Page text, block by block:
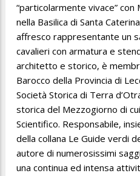
“particolarmente vivace” con
nella Basilica di Santa
affresco rappresentante un
cavalieri con armatura e
architetto e storico, è
Barocco della Provincia di
Società Storica di Terra
storica del Mezzogiorno di
Scientifico. Responsabile,
della collana Le Guide verdi
autore di numerosissimi
una continua ed intensa